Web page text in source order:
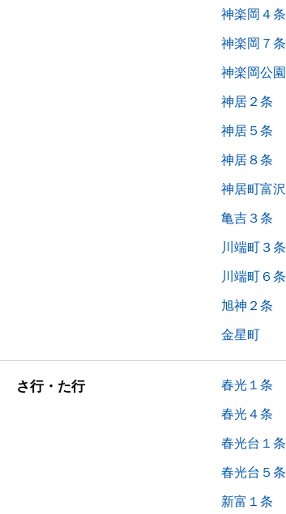
神楽岡４条
神楽岡７条
神楽岡公園
神居２条
神居５条
神居８条
神居町富沢
亀吉３条
川端町３条
川端町６条
旭神２条
金星町
さ行・た行 春光１条
春光４条
春光台１条
春光台５条
新富１条